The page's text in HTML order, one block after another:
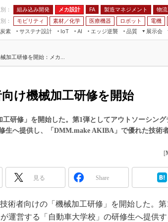
： 組み込み開発 メカ設計 FA 製造マネジメント 物流
：
モビリティ 素材／化学 医療機器 ロボット 電機
素
サステナ設計 IoT
AI
全
エッジ逆襲 品質
展示会
JIMTOF
IIFES
ジャパンモビリティショー
スマート工場EXPO
EdgeTech+
日本ものづくりワールド
AUTOMOTIVE WORLD
VR／AR
フィールドサービス
FPGA
組み込み画像技術
車載ソフト開発
無償設計ツール
FA
モビリティ
素材／化学
加工研修を開始：メカ...
け機械加工研修を開始
研修」を開始した。第1弾としてアウトソーシング
生へ提供し、「DMM.make AKIBA」で優れた技術
[
見る Share
術者向けの「機械加工研修」を開始した。第
運営する「自動車大学校」の研修生へ提供